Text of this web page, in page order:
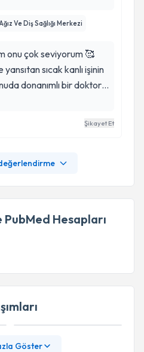
Ve Diş Sağlığı Merkezi
onu çok seviyorum 🥰
sıcak kanlı işinin
donanımlı bir doktor
Şikayet Et
Hesapları
Göster